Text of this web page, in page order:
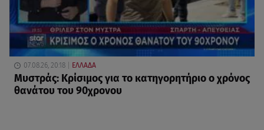
07.08.26, 20:18 ΕΛΛΑΔΑ
Μυστράς: Κρίσιμος για το κατηγορητήριο ο χρόνος
θανάτου του 90χρονου